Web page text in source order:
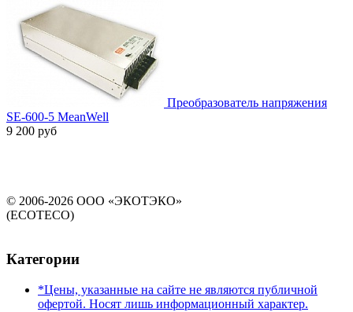
Преобразователь напряжения
SE-600-5 MeanWell
9 200 руб
© 2006-2026 ООО «ЭКОТЭКО»
(ECOTECO)
Категории
*Цены, указанные на сайте не являются публичной
офертой. Носят лишь информационный характер.